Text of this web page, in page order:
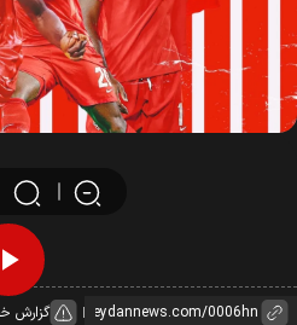
Play
گزارش خطا